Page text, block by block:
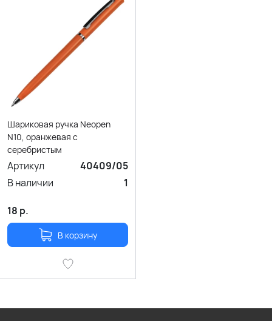
Шариковая ручка Neopen
N10, оранжевая с
серебристым
Артикул
40409/05
В наличии
1
18 р.
В корзину